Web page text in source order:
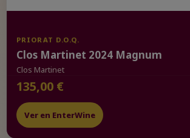
PRIORAT D.O.Q.
Clos Martinet 2024 Magnum
Clos Martinet
135,00 €
Ver en EnterWine